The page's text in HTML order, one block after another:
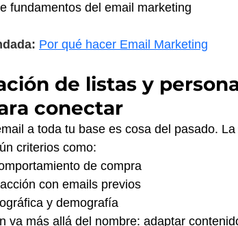
fundamentos del email marketing
Por qué hacer Email Marketing
de listas y
conectar
a toda tu base es cosa del pasado.
criterios como:
de compra
con emails previos
y demografía
va más allá del nombre: adaptar